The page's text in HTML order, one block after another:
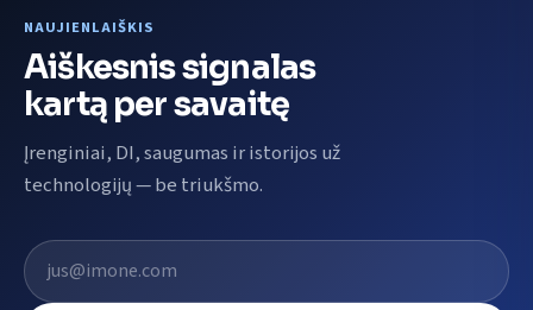
NAUJIENLAIŠKIS
Aiškesnis signalas
kartą per savaitę
Įrenginiai, DI, saugumas ir istorijos už
technologijų — be triukšmo.
El. pašto adresas